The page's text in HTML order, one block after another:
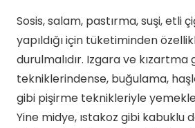
Sosis, salam, pastırma, suşi, etli
yapıldığı için tüketiminden
durulmalıdır. Izgara ve kızartma
tekniklerindense, buğulama,
gibi pişirme teknikleriyle
Yine midye, ıstakoz gibi kabuklu